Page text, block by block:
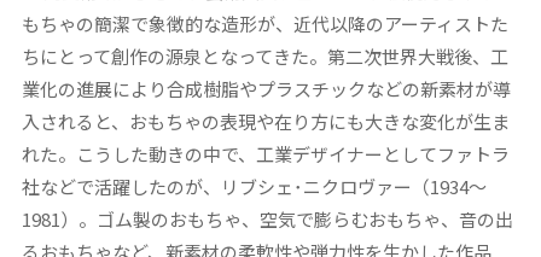
もちゃの簡潔で象徴的な造形が、近代以降のアーティストた
ちにとって創作の源泉となってきた。第二次世界大戦後、工
業化の進展により合成樹脂やプラスチックなどの新素材が導
入されると、おもちゃの表現や在り方にも大きな変化が生ま
れた。こうした動きの中で、工業デザイナーとしてファトラ
社などで活躍したのが、リブシェ･ニクロヴァー（1934～
1981）。ゴム製のおもちゃ、空気で膨らむおもちゃ、音の出
るおもちゃなど、新素材の柔軟性や弾力性を生かした作品